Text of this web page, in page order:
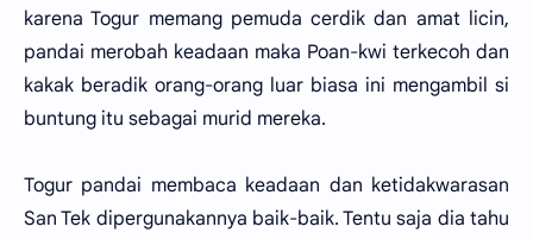
karena Togur memang pemuda cerdik dan amat licin,
pandai merobah keadaan maka Poan-kwi terkecoh dan
kakak beradik orang-orang luar biasa ini mengambil si
buntung itu sebagai murid mereka.
Togur pandai membaca keadaan dan ketidakwarasan
San Tek dipergunakannya baik-baik. Tentu saja dia tahu